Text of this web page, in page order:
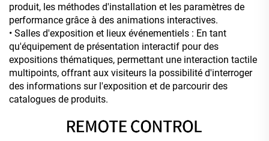
produit, les méthodes d'installation et les paramètres de
performance grâce à des animations interactives.
• Salles d'exposition et lieux événementiels : En tant
qu'équipement de présentation interactif pour des
expositions thématiques, permettant une interaction tactile
multipoints, offrant aux visiteurs la possibilité d'interroger
des informations sur l'exposition et de parcourir des
catalogues de produits.